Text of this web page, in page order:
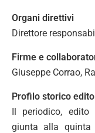
Organi direttivi
Direttore
Firme e
Giuseppe Corrao,
Profilo storico
Il periodico, edito
giunta alla quinta